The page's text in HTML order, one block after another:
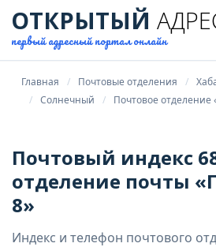
ОТКРЫТЫЙ
первый адресный портал онлайн
Главная Почтовые отделения
Солнечный
Почтовое отделение
Почтовый индекс
отделение почты
8»
Индекс и телефон почтового